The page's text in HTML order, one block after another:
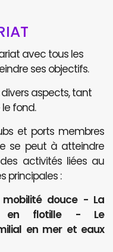
avec tous les
ses objectifs.
aspects, tant
fond.
et ports membres
se peut à atteindre
activités liées au
principales :
douce - La
en flotille - Le
en mer et eaux